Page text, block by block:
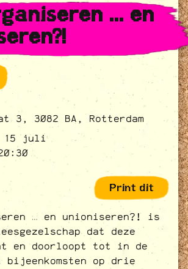
... en
3, 3082 BA, Rotterdam
15 juli
Print dit
… en unioniseren?! is
dat deze
en doorloopt tot in de
op drie